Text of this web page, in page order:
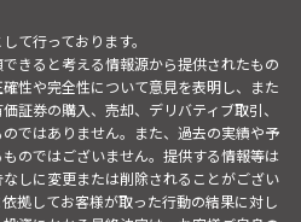
て行っております。
きると考える情報源から提供されたもの
性や完全性について意見を表明し、また
証券の購入、売却、デリバティブ取引、
ではありません。また、過去の実績や予
のではございません。提供する情報等は
しに変更または削除されることがござい
拠してお客様が取った行動の結果に対し